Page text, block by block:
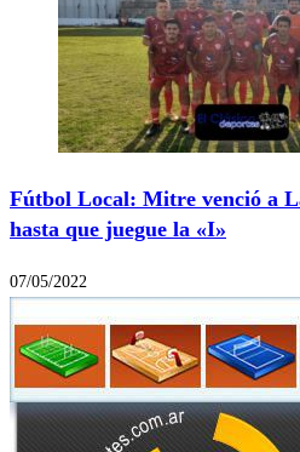
Fútbol Local: Mitre venció a
hasta que juegue la «I»
07/05/2022